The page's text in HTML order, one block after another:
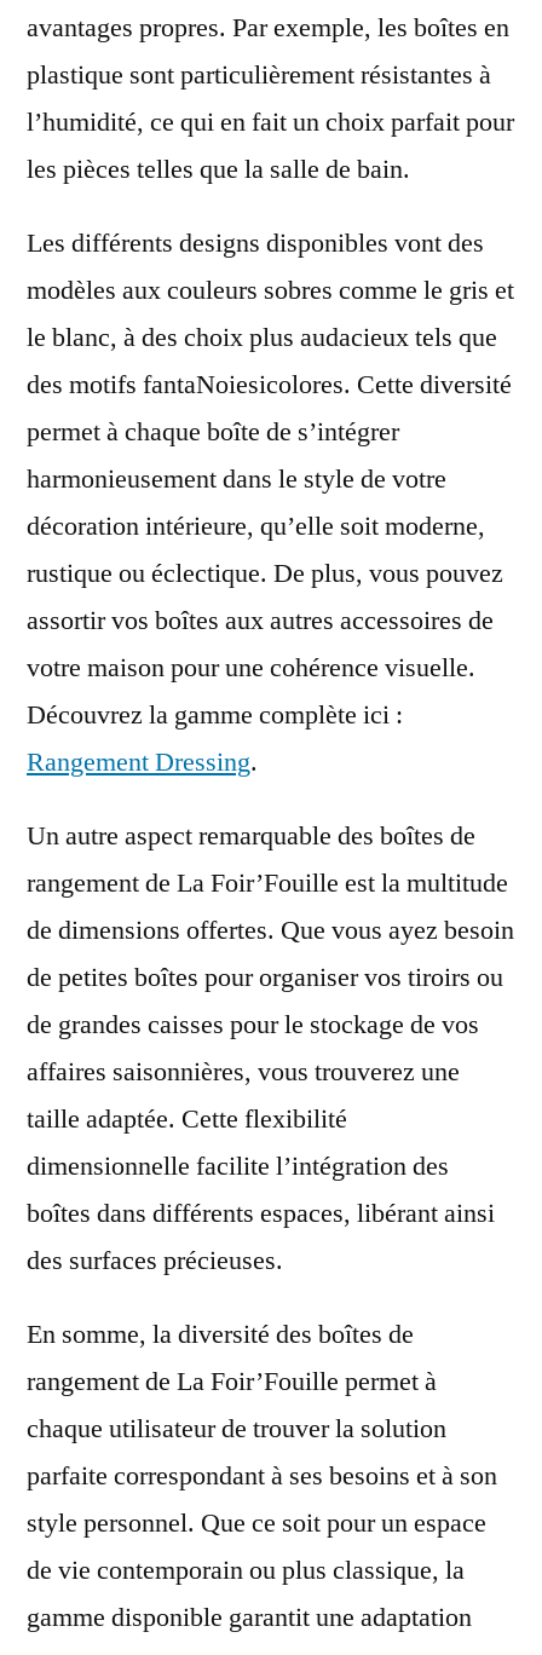
avantages propres. Par exemple, les boîtes en
plastique sont particulièrement résistantes à
l’humidité, ce qui en fait un choix parfait pour
les pièces telles que la salle de bain.
Les différents designs disponibles vont des
modèles aux couleurs sobres comme le gris et
le blanc, à des choix plus audacieux tels que
des motifs fantaNoiesicolores. Cette diversité
permet à chaque boîte de s’intégrer
harmonieusement dans le style de votre
décoration intérieure, qu’elle soit moderne,
rustique ou éclectique. De plus, vous pouvez
assortir vos boîtes aux autres accessoires de
votre maison pour une cohérence visuelle.
Découvrez la gamme complète ici :
Rangement Dressing.
Un autre aspect remarquable des boîtes de
rangement de La Foir’Fouille est la multitude
de dimensions offertes. Que vous ayez besoin
de petites boîtes pour organiser vos tiroirs ou
de grandes caisses pour le stockage de vos
affaires saisonnières, vous trouverez une
taille adaptée. Cette flexibilité
dimensionnelle facilite l’intégration des
boîtes dans différents espaces, libérant ainsi
des surfaces précieuses.
En somme, la diversité des boîtes de
rangement de La Foir’Fouille permet à
chaque utilisateur de trouver la solution
parfaite correspondant à ses besoins et à son
style personnel. Que ce soit pour un espace
de vie contemporain ou plus classique, la
gamme disponible garantit une adaptation